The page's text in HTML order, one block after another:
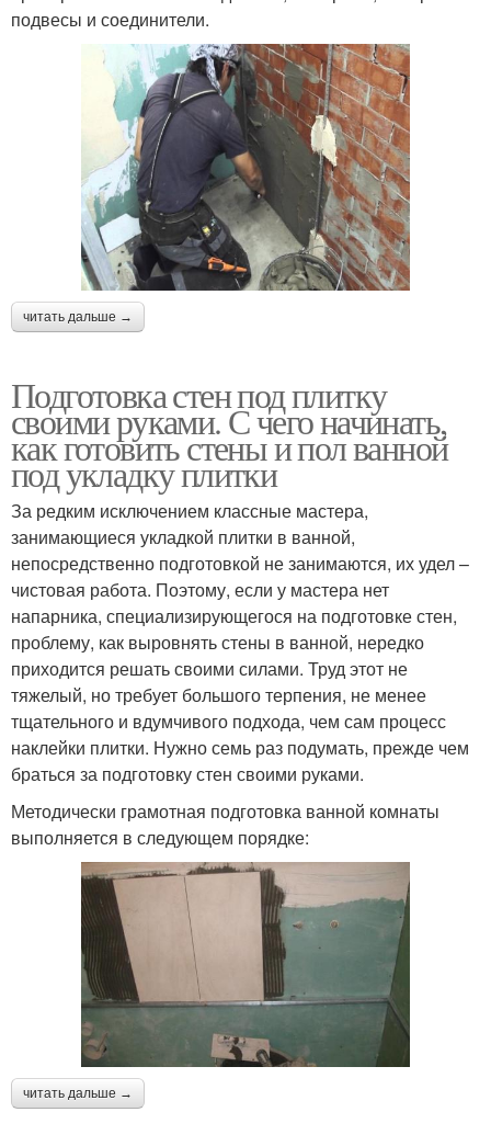
подвесы и соединители.
читать дальше →
Подготовка стен под плитку
своими руками. С чего начинать,
как готовить стены и пол ванной
под укладку плитки
За редким исключением классные мастера,
занимающиеся укладкой плитки в ванной,
непосредственно подготовкой не занимаются, их удел –
чистовая работа. Поэтому, если у мастера нет
напарника, специализирующегося на подготовке стен,
проблему, как выровнять стены в ванной, нередко
приходится решать своими силами. Труд этот не
тяжелый, но требует большого терпения, не менее
тщательного и вдумчивого подхода, чем сам процесс
наклейки плитки. Нужно семь раз подумать, прежде чем
браться за подготовку стен своими руками.
Методически грамотная подготовка ванной комнаты
выполняется в следующем порядке:
читать дальше →